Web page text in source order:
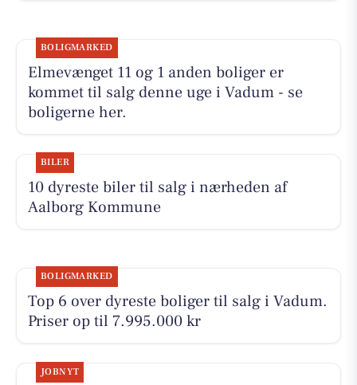
BOLIGMARKED
Elmevænget 11 og 1 anden boliger er
kommet til salg denne uge i Vadum - se
boligerne her.
BILER
10 dyreste biler til salg i nærheden af
Aalborg Kommune
BOLIGMARKED
Top 6 over dyreste boliger til salg i Vadum.
Priser op til 7.995.000 kr
JOBNYT